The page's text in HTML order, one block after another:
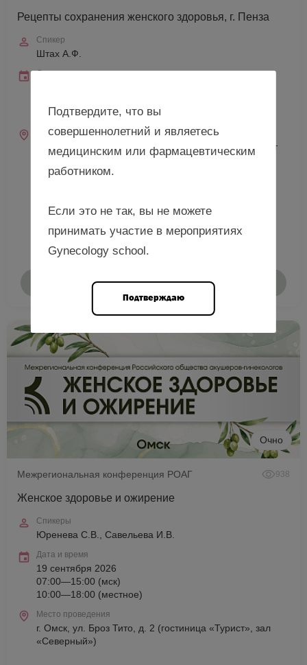
Рецепты сохранения женского здоровья, г. Пенза
Спикер
Штах А.Ф.
Дата и время
10:00—18:00 (местное)
Место проведения
г. Пенза, ул. Лермонтова, д. 3 (Медицинский институт
ФГБОУ ВО «ПГУ»)
Подробнее
Очно
Межрегиональная конференция РОАГ 938
Женское здоровье и ожирение
Спикеры
Юренева С.В., Савельева И.В.
Дата и время
19 сентября 2026
07:00—15:00 (мск)
10:00—18:00 (местное)
Место проведения
г. Омск, ул. Броз Тито, д. 2 (гостиница «Турист», зал
«Северный»)
Подтвердите, что вы
совершеннолетний и являетесь
медицинским или фармацевтическим
работником.
Если это не так, вы не можете
принимать участие в мероприятиях
Gynecology school.
Подтверждаю